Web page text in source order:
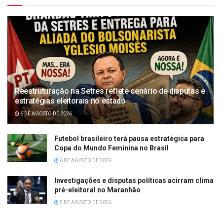
Reestruturação na Setres reflete cenário de disputas e
estratégias eleitorais no estado
6 DE AGOSTO DE 2026
Futebol brasileiro terá pausa estratégica para
Copa do Mundo Feminina no Brasil
6 DE AGOSTO DE 2026
Investigações e disputas políticas acirram clima
pré-eleitoral no Maranhão
5 DE AGOSTO DE 2026